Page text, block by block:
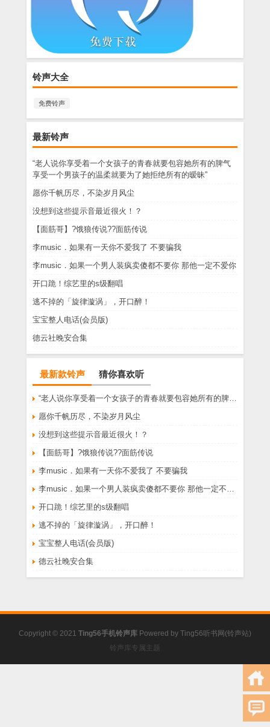
铃声大全
免费铃声
最新铃声
“老人说你享受着一个女孩子的青春就要包容她所有的脾气
享受一个男孩子的温柔就要为了她拒绝所有的暧昧”
愿你千帆历尽，不染岁月风尘
没想到这些提示音最近很火！？
【面筋哥】?饿狼传说??面筋传说
李music．如果有一天你不爱我了 不要骗我
李music．如果一个男人装疯卖傻都不要你 那他一定不爱你
开口跪！综艺里的s级翻唱
逃不掉的「旋律漩涡」，开口醉！
宝宝整人电话(会员版)
德云社晚安合集
最新款铃声 猜你喜欢听
愿你千帆历尽，不染岁月风尘
没想到这些提示音最近很火！？
【面筋哥】?饿狼传说??面筋传说
李music．如果有一天你不爱我了 不要骗我
开口跪！综艺里的s级翻唱
逃不掉的「旋律漩涡」，开口醉！
宝宝整人电话(会员版)
德云社晚安合集
Copyright © 2021 Ting56手机铃声库 Powered by Ting56听书网(铃声站)
铃声库专属主题